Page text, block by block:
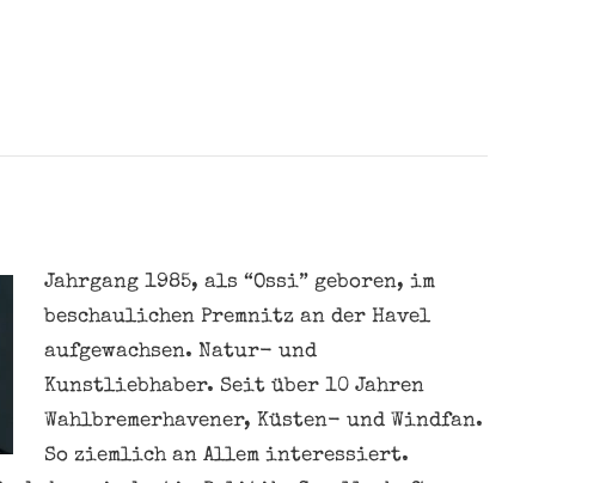
Jahrgang 1985, als “Ossi” geboren, im
beschaulichen Premnitz an der Havel
aufgewachsen. Natur- und
Kunstliebhaber. Seit über 10 Jahren
Wahlbremerhavener, Küsten- und Windfan.
So ziemlich an Allem interessiert.